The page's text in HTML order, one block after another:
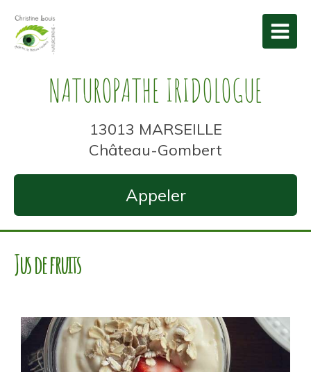
NATUROPATHE IRIDOLOGUE
13013 MARSEILLE
Château-Gombert
Appeler
Jus de fruits